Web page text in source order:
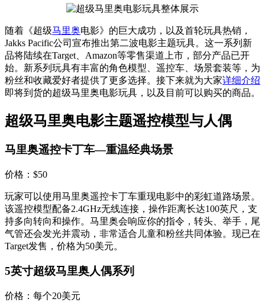
随着《超级马里奥电影》的巨大成功，以及首轮玩具热销，
Jakks Pacific公司宣布推出第二波电影主题玩具。这一系列新
品将陆续在Target、Amazon等零售渠道上市，部分产品已开
始。新系列玩具有丰富的角色模型、遥控车、场景套装等，为
粉丝和收藏爱好者提供了更多选择。接下来就为大家详细介绍
即将到货的超级马里奥电影玩具，以及目前可以购买的商品。
超级马里奥电影主题遥控模型与人偶
马里奥遥控卡丁车—重温经典场景
价格：$50
玩家可以使用马里奥遥控卡丁车重现电影中的彩虹道路场景。
该遥控模型配备2.4GHz无线连接，操作距离长达100英尺，支
持多向转向和操作。马里奥会响应你的指令，转头、举手，尾
气管还会发光并震动，非常适合儿童和粉丝共同体验。现已在
Target发售，价格为50美元。
5英寸超级马里奥人偶系列
价格：每个20美元